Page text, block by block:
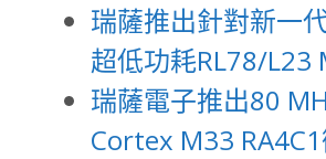
瑞薩推出針對新一
超低功耗RL78/L23
瑞薩電子推出80
Cortex M33